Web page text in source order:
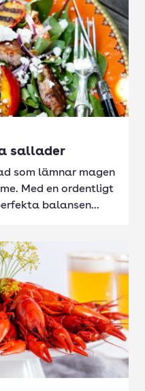
sallader
som lämnar magen
Med en ordentligt
balansen...